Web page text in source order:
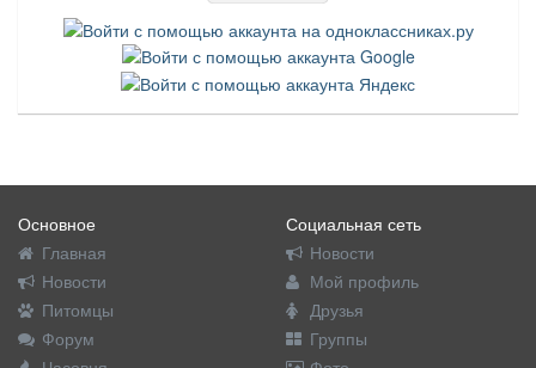
Основное
Главная
Новости
Питомцы
Форум
Социальная сеть
Новости
Мой профиль
Друзья
Группы